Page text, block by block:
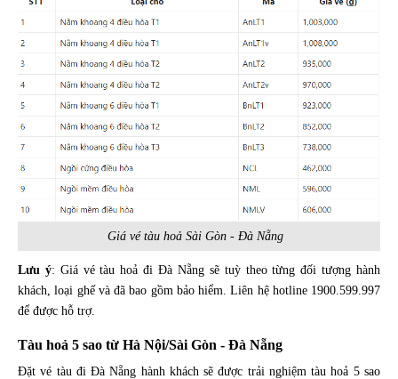
Giá vé tàu hoả Sài Gòn - Đà Nẵng
Lưu ý: Giá vé tàu hoả đi Đà Nẵng sẽ tuỳ theo từng đối tượng hành
khách, loại ghế và đã bao gồm bảo hiểm. Liên hệ hotline 1900.599.997
để được hỗ trợ.
Tàu hoả 5 sao từ Hà Nội/Sài Gòn - Đà Nẵng
Đặt vé tàu đi Đà Nẵng hành khách sẽ được trải nghiệm tàu hoả 5 sao